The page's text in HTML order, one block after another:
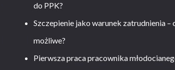
do PPK?
Szczepienie jako warunek zatrudnienia –
możliwe?
Pierwsza praca pracownika